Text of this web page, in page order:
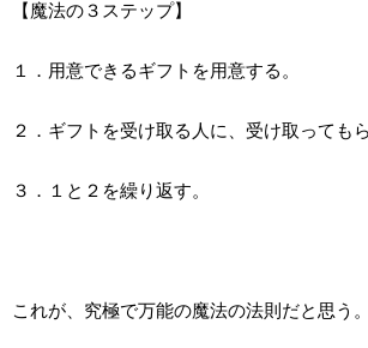
【魔法の３ステップ】
１．用意できるギフトを用意する。
２．ギフトを受け取る人に、受け取ってもら
３．１と２を繰り返す。
これが、究極で万能の魔法の法則だと思う。